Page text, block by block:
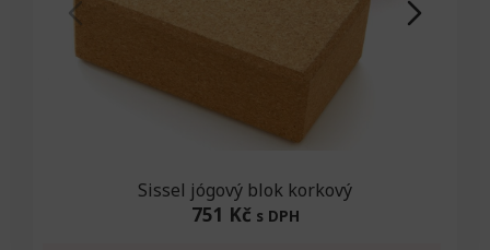
Sissel jógový blok korkový
751 Kč s DPH